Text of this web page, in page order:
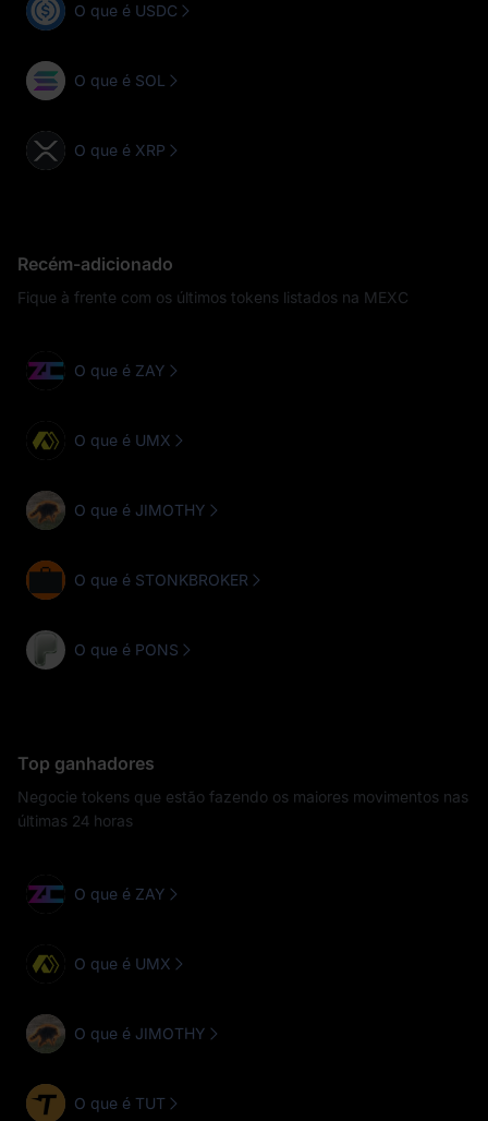
O que é USDC
O que é SOL
O que é XRP
Recém-adicionado
Fique à frente com os últimos tokens listados na MEXC
O que é ZAY
O que é UMX
O que é JIMOTHY
O que é STONKBROKER
O que é PONS
Top ganhadores
Negocie tokens que estão fazendo os maiores movimentos nas
últimas 24 horas
O que é ZAY
O que é UMX
O que é JIMOTHY
O que é TUT